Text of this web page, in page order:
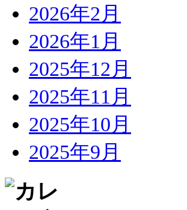
2026年2月
2026年1月
2025年12月
2025年11月
2025年10月
2025年9月